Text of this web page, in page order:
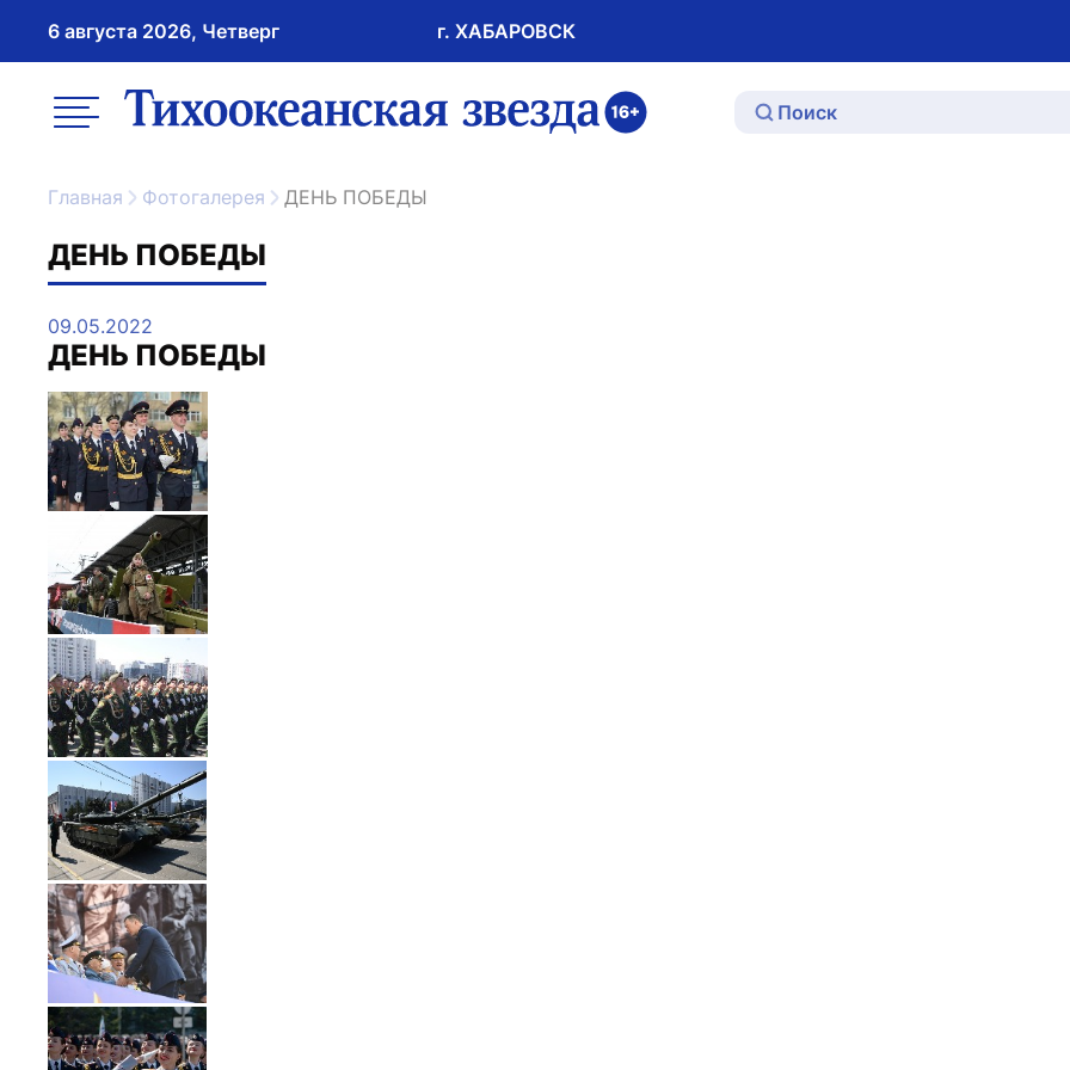
6 августа 2026, Четверг г. ХАБАРОВСК
меню ссылка на главную
Главная Фотогалерея ДЕНЬ ПОБЕДЫ
ДЕНЬ ПОБЕДЫ
09.05.2022
ДЕНЬ ПОБЕДЫ